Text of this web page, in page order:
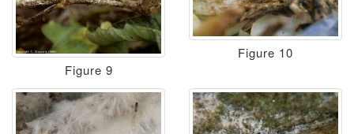
Figure 9
Figure 10